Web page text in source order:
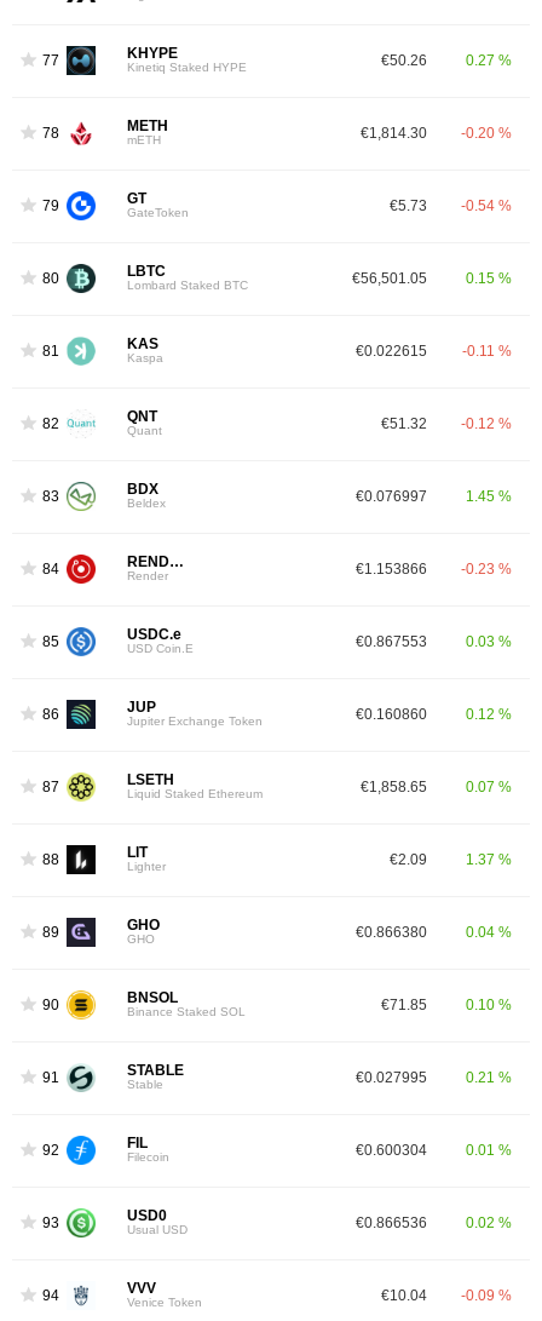
77 KHYPE
Kinetiq Staked HYPE €50.26 0.27 %
78 METH
mETH €1,814.30 -0.20 %
79 GT
GateToken €5.73 -0.54 %
80 LBTC
Lombard Staked BTC €56,501.05 0.15 %
81 KAS
Kaspa €0.022615 -0.11 %
82 QNT
Quant €51.32 -0.12 %
83 BDX
Beldex €0.076997 1.45 %
84 RENDER
Render €1.153866 -0.23 %
85 USDC.e
USD Coin.E €0.867553 0.03 %
86 JUP
Jupiter Exchange Token €0.160860 0.12 %
87 LSETH
Liquid Staked Ethereum €1,858.65 0.07 %
88 LIT
Lighter €2.09 1.37 %
89 GHO
GHO €0.866380 0.04 %
90 BNSOL
Binance Staked SOL €71.85 0.10 %
91 STABLE
Stable €0.027995 0.21 %
92 FIL
Filecoin €0.600304 0.01 %
93 USD0
Usual USD €0.866536 0.02 %
94 VVV
Venice Token €10.04 -0.09 %